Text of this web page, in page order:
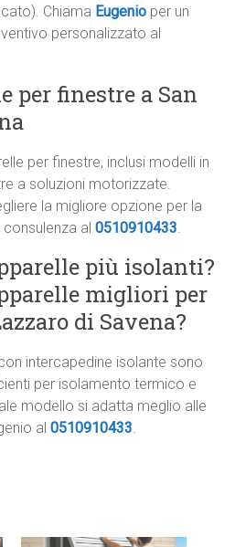
Chiama Eugenio per un
personalizzato al
per finestre a San
per finestre, inclusi modelli in
a soluzioni motorizzate.
la migliore opzione per la
consulenza al0510910433.
più isolanti?
migliori per
di Savena?
intercapedine isolante sono
per isolamento termico e
modello si adatta meglio alle
al0510910433.